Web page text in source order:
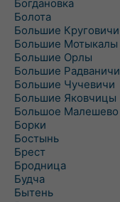
Богдановка
Болота
Большие Круговичи
Большие Мотыкалы
Большие Орлы
Большие Радваничи
Большие Чучевичи
Большие Яковчицы
Большое Малешево
Борки
Бостынь
Брест
Бродница
Будча
Бытень